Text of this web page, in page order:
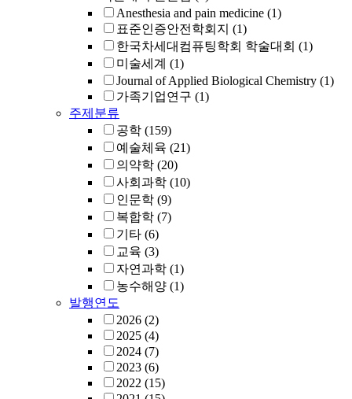
Anesthesia and pain medicine (1)
표준인증안전학회지 (1)
한국차세대컴퓨팅학회 학술대회 (1)
미술세계 (1)
Journal of Applied Biological Chemistry (1)
가족기업연구 (1)
주제분류
공학 (159)
예술체육 (21)
의약학 (20)
사회과학 (10)
인문학 (9)
복합학 (7)
기타 (6)
교육 (3)
자연과학 (1)
농수해양 (1)
발행연도
2026 (2)
2025 (4)
2024 (7)
2023 (6)
2022 (15)